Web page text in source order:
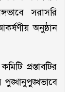
সরাসরি
অনুষ্ঠান
প্রস্তাবটির